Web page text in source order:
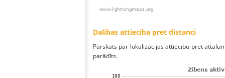
Dalības attiecība pret distanci
Pārskats par lokalizācijas attiecību pret
parādīts.